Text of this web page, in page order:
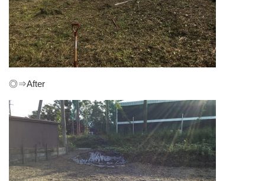
◎⇒After